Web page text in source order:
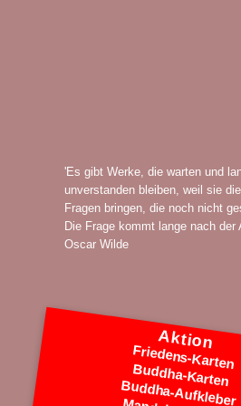
'Es gibt Werke, die warten und
unverstanden bleiben, weil sie
Fragen bringen, die noch nicht
Die Frage kommt lange nach der
Oscar Wilde
Aktion
Friedens-Karten
Buddha-Karten
Buddha-Aufkleber